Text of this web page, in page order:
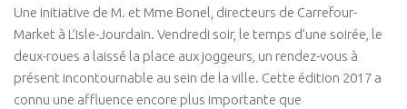
Une initiative de M. et Mme Bonel, directeurs de Carrefour-
Market à L’Isle-Jourdain. Vendredi soir, le temps d’une soirée, le
deux-roues a laissé la place aux joggeurs, un rendez-vous à
présent incontournable au sein de la ville. Cette édition 2017 a
connu une affluence encore plus importante que